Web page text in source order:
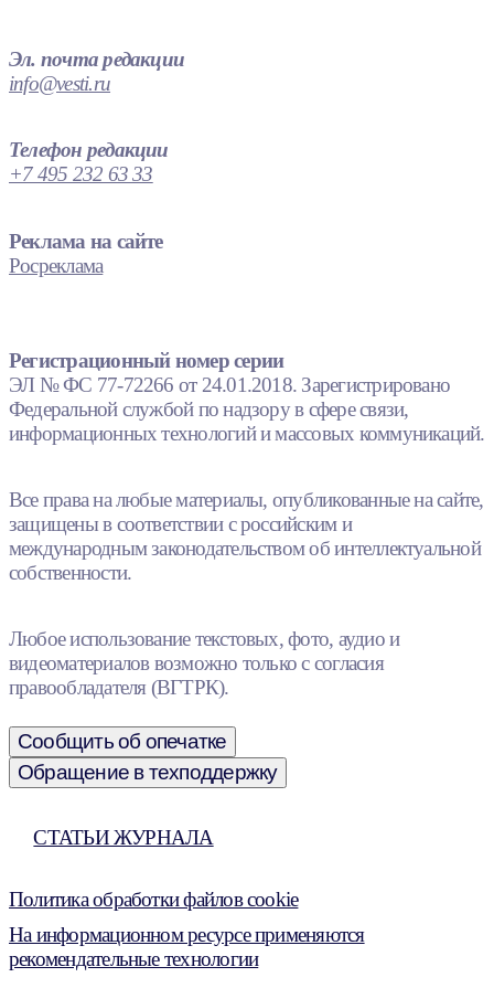
Эл. почта редакции
info@vesti.ru
Телефон редакции
+7 495 232 63 33
Реклама на сайте
Росреклама
Регистрационный номер серии
ЭЛ № ФС 77-72266 от 24.01.2018. Зарегистрировано
Федеральной службой по надзору в сфере связи,
информационных технологий и массовых коммуникаций.
Все права на любые материалы, опубликованные на сайте,
защищены в соответствии с российским и
международным законодательством об интеллектуальной
собственности.
Любое использование текстовых, фото, аудио и
видеоматериалов возможно только с согласия
правообладателя (ВГТРК).
Сообщить об опечатке
Обращение в техподдержку
СТАТЬИ ЖУРНАЛА
Политика обработки файлов cookie
На информационном ресурсе применяются
рекомендательные технологии